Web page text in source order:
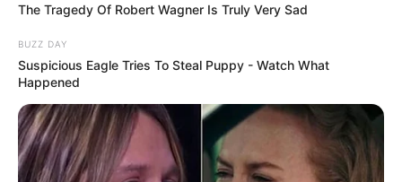
The Tragedy Of Robert Wagner Is Truly Very Sad
BUZZ DAY
Suspicious Eagle Tries To Steal Puppy - Watch What
Happened